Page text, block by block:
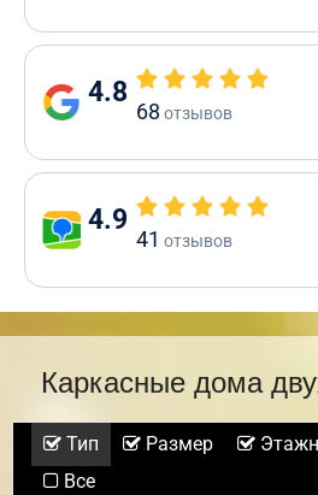
4.8
68 отзывов
4.9
41 отзывов
Каркасные дома
Тип Размер
Все